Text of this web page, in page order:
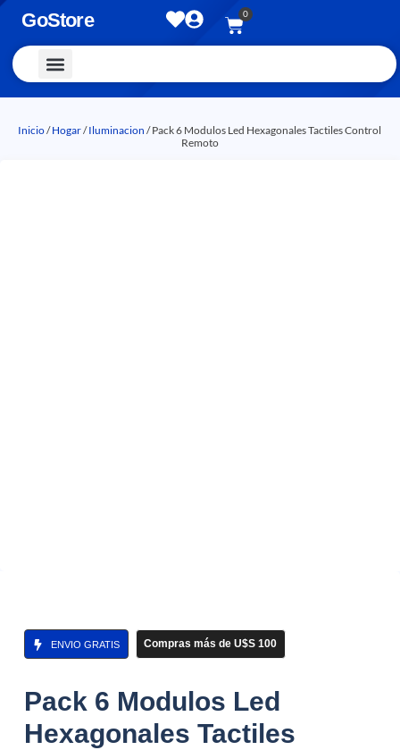
GoStore 0
Inicio/Hogar/Iluminacion / Pack 6 Modulos Led Hexagonales Tactiles Control
Remoto
ENVIO GRATIS Compras más de U$S 100
Pack 6 Modulos Led
Hexagonales Tactiles